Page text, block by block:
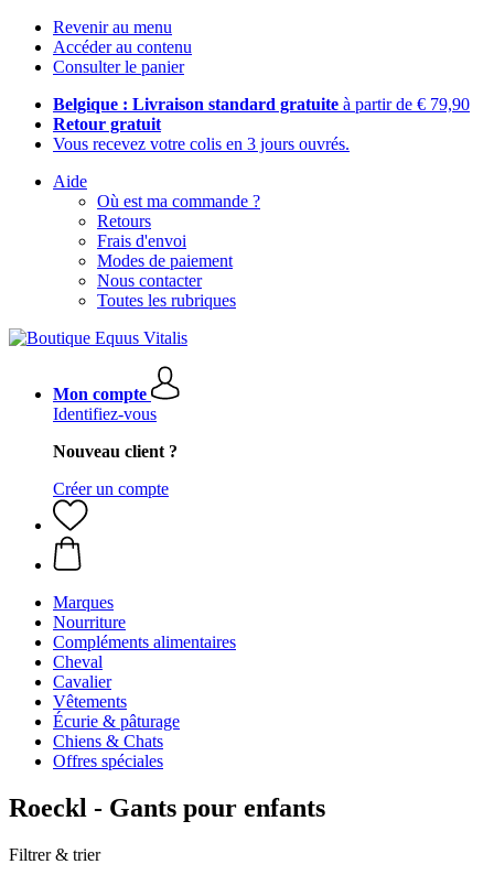
Revenir au menu
Accéder au contenu
Consulter le panier
Belgique : Livraison standard gratuite à partir de € 79,90
Retour gratuit
Vous recevez votre colis en 3 jours ouvrés.
Aide
Où est ma commande ?
Retours
Frais d'envoi
Modes de paiement
Nous contacter
Toutes les rubriques
Mon compte
Identifiez-vous
Nouveau client ?
Créer un compte
Marques
Nourriture
Compléments alimentaires
Cheval
Cavalier
Vêtements
Écurie & pâturage
Chiens & Chats
Offres spéciales
Roeckl - Gants pour enfants
Filtrer & trier